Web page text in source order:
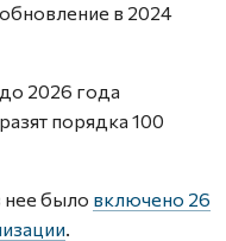
в 2024
2026 года
порядка 100
нее было включено 26
.